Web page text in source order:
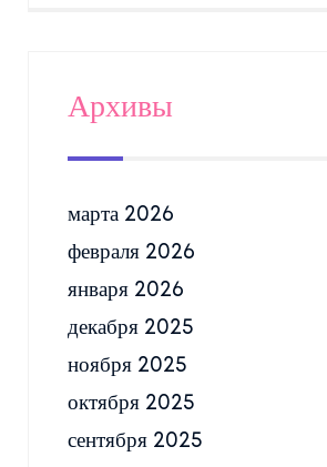
Архивы
марта 2026
февраля 2026
января 2026
декабря 2025
ноября 2025
октября 2025
сентября 2025